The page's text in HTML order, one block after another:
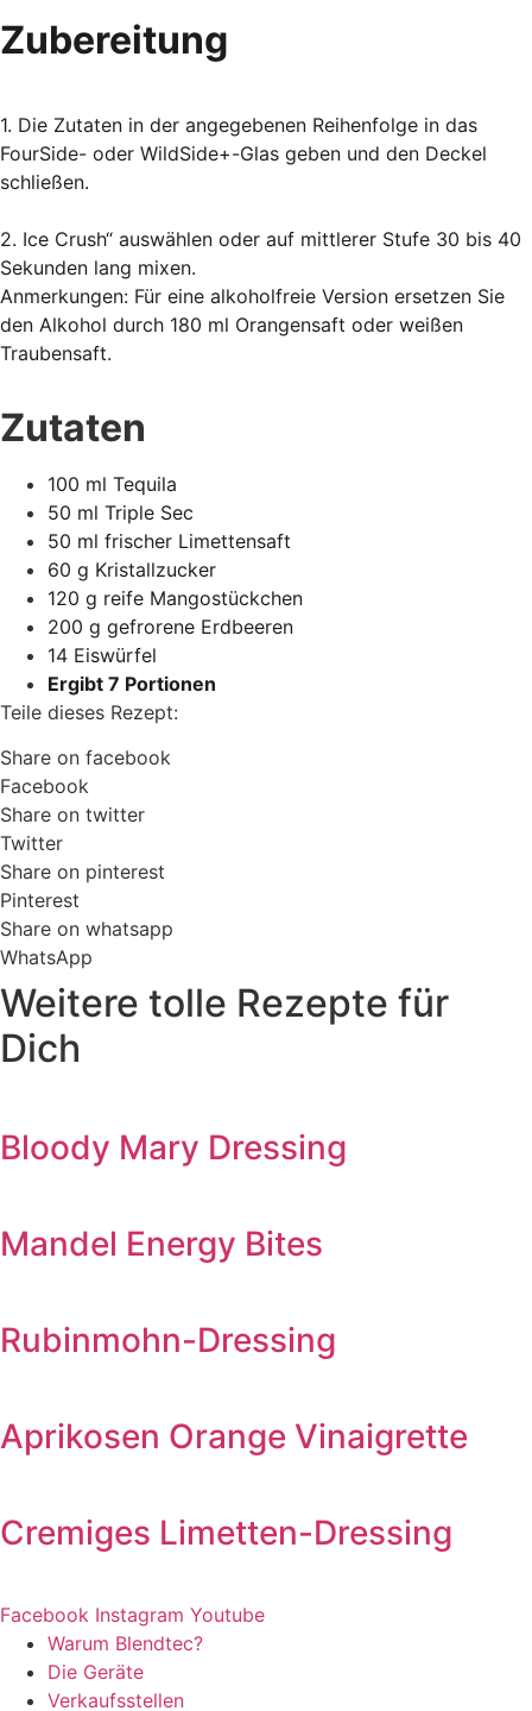
Zubereitung
1. Die Zutaten in der angegebenen Reihenfolge in das
FourSide- oder WildSide+-Glas geben und den Deckel
schließen.
2. Ice Crush“ auswählen oder auf mittlerer Stufe 30 bis 40
Sekunden lang mixen.
Anmerkungen: Für eine alkoholfreie Version ersetzen Sie
den Alkohol durch 180 ml Orangensaft oder weißen
Traubensaft.
Zutaten
100 ml Tequila
50 ml Triple Sec
50 ml frischer Limettensaft
60 g Kristallzucker
120 g reife Mangostückchen
200 g gefrorene Erdbeeren
14 Eiswürfel
Ergibt 7 Portionen
Teile dieses Rezept:
Share on facebook
Facebook
Share on twitter
Twitter
Share on pinterest
Pinterest
Share on whatsapp
WhatsApp
Weitere tolle Rezepte für
Dich
Bloody Mary Dressing
Mandel Energy Bites
Rubinmohn-Dressing
Aprikosen Orange Vinaigrette
Cremiges Limetten-Dressing
Facebook Instagram Youtube
Warum Blendtec?
Die Geräte
Verkaufsstellen